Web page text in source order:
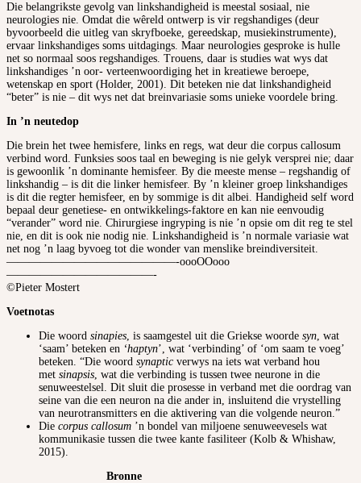
Die belangrikste gevolg van linkshandigheid is meestal sosiaal, nie
neurologies nie. Omdat die wêreld ontwerp is vir regshandiges (deur
byvoorbeeld die uitleg van skryfboeke, gereedskap, musiekinstrumente),
ervaar linkshandiges soms uitdagings. Maar neurologies gesproke is hulle
net so normaal soos regshandiges. Trouens, daar is studies wat wys dat
linkshandiges ’n oor- verteenwoordiging het in kreatiewe beroepe,
wetenskap en sport (Holder, 2001). Dit beteken nie dat linkshandigheid
“beter” is nie – dit wys net dat breinvariasie soms unieke voordele bring.
In ’n neutedop
Die brein het twee hemisfere, links en regs, wat deur die corpus callosum
verbind word. Funksies soos taal en beweging is nie gelyk versprei nie; daar
is gewoonlik ’n dominante hemisfeer. By die meeste mense – regshandig of
linkshandig – is dit die linker hemisfeer. By ’n kleiner groep linkshandiges
is dit die regter hemisfeer, en by sommige is dit albei. Handigheid self word
bepaal deur genetiese- en ontwikkelings-faktore en kan nie eenvoudig
“verander” word nie. Chirurgiese ingryping is nie ’n opsie om dit reg te stel
nie, en dit is ook nie nodig nie. Linkshandigheid is ’n normale variasie wat
net nog ’n laag byvoeg tot die wonder van menslike breindiversiteit.
———————————————-oooOOooo
—————————————-
©Pieter Mostert
Voetnotas
Die woord sinapies, is saamgestel uit die Griekse woorde syn, wat
‘saam’ beteken en ‘haptyn’, wat ‘verbinding’ of ‘om saam te voeg’
beteken. “Die woord synaptic verwys na iets wat verband hou
met sinapsis, wat die verbinding is tussen twee neurone in die
senuweestelsel. Dit sluit die prosesse in verband met die oordrag van
seine van die een neuron na die ander in, insluitend die vrystelling
van neurotransmitters en die aktivering van die volgende neuron.”
Die corpus callosum ’n bondel van miljoene senuweevesels wat
kommunikasie tussen die twee kante fasiliteer (Kolb & Whishaw,
2015).
Bronne